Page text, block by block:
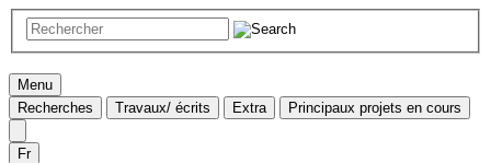
Menu
Recherches
Travaux/ écrits Extra Principaux projets en cours
Fr